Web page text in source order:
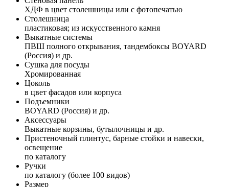
ХДФ в цвет столешницы или с фотопечатью
Столешница
пластиковая; из искусственного камня
Выкатные системы
ПВШ полного открывания, тандембоксы BOYARD
(Россия) и др.
Сушка для посуды
Хромированная
Цоколь
в цвет фасадов или корпуса
Подъемники
BOYARD (Россия) и др.
Аксессуары
Выкатные корзины, бутылочницы и др.
Пристеночный плинтус, барные стойки и навески,
освещение
по каталогу
Ручки
по каталогу (более 100 видов)
Размер